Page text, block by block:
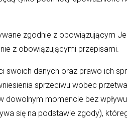
zgodnie z obowiązującym
z obowiązującymi przepisami.
danych oraz prawo ich
sprzeciwu wobec
dowolnym momencie bez
się na podstawie zgody),